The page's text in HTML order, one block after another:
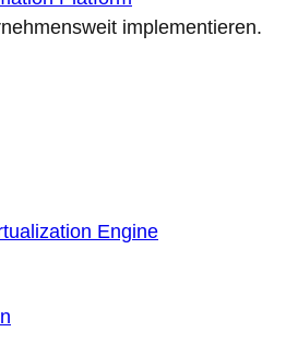
implementieren.
Engine